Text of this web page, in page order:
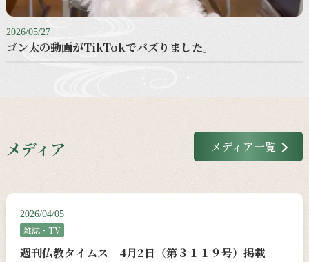
2026/05/27
ゴン太の動画がTikTokでバズりました。
メディア メディア一覧
2026/04/05
雑誌・TV
週刊仏教タイムス 4月2日（第３１１９号）掲載